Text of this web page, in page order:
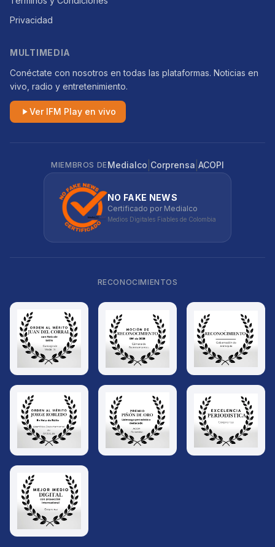
Privacidad
MULTIMEDIA
Conéctate con nosotros en todas las plataformas. Noticias en
vivo, radio y entretenimiento.
Ver IFM Play en vivo
MIEMBROS DEMedialco Corprensa ACOPI
NO FAKE NEWS
Certificado por Medialco
Medios Digitales Fiables de Colombia
RECONOCIMIENTOS